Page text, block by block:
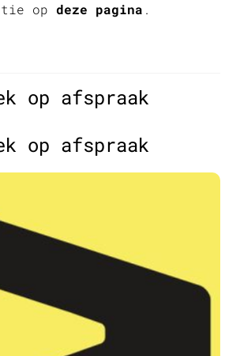
op deze pagina .
op afspraak
op afspraak